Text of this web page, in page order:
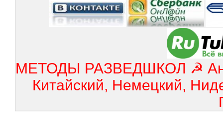
МЕТОДЫ РАЗВЕДШКОЛ ☭
Китайский, Немецкий,